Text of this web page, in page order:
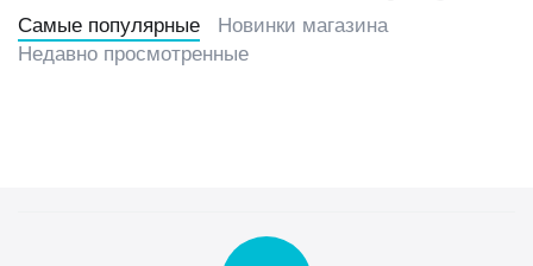
Самые популярные
Новинки магазина
Недавно просмотренные